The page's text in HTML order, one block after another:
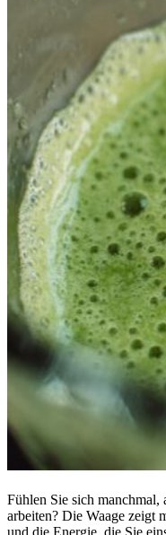
Fühlen Sie sich
arbeiten? Die Waage zeigt
und die Energie, die Sie